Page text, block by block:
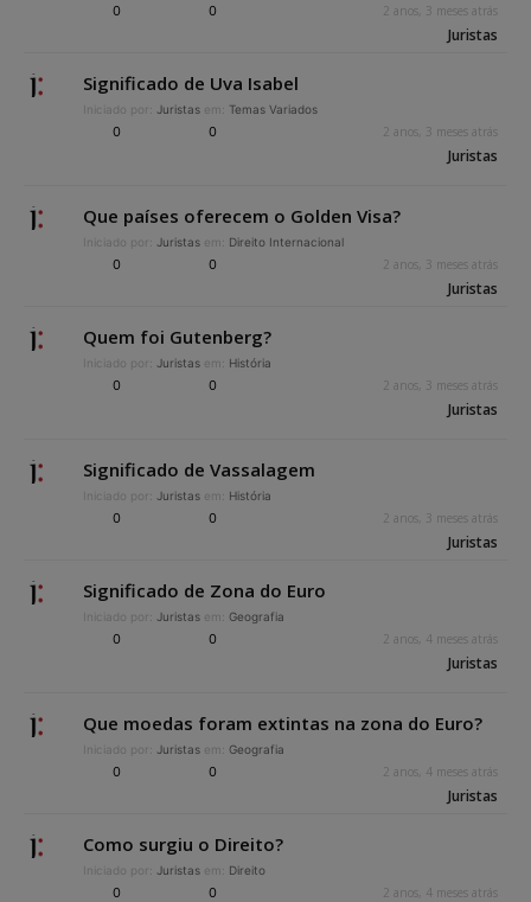
0 0 2 anos, 3 meses atrás
Juristas
Significado de Uva Isabel
Iniciado por: Juristas em: Temas Variados
0 0 2 anos, 3 meses atrás
Juristas
Que países oferecem o Golden Visa?
Iniciado por: Juristas em: Direito Internacional
0 0 2 anos, 3 meses atrás
Juristas
Quem foi Gutenberg?
Iniciado por: Juristas em: História
0 0 2 anos, 3 meses atrás
Juristas
Significado de Vassalagem
Iniciado por: Juristas em: História
0 0 2 anos, 3 meses atrás
Juristas
Significado de Zona do Euro
Iniciado por: Juristas em: Geografia
0 0 2 anos, 4 meses atrás
Juristas
Que moedas foram extintas na zona do Euro?
Iniciado por: Juristas em: Geografia
0 0 2 anos, 4 meses atrás
Juristas
Como surgiu o Direito?
Iniciado por: Juristas em: Direito
0 0 2 anos, 4 meses atrás